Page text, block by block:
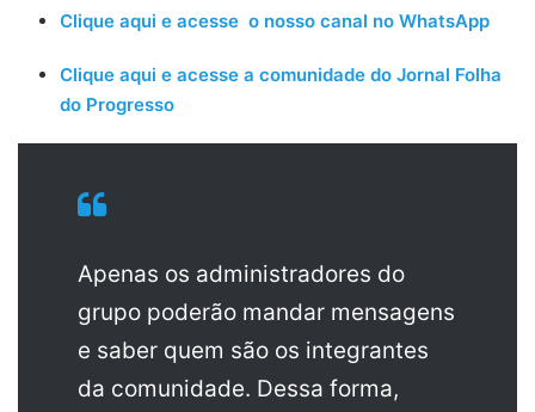
Clique aqui e acesse o nosso canal no WhatsApp
Clique aqui e acesse a comunidade do Jornal Folha
do Progresso
Apenas os administradores do
grupo poderão mandar mensagens
e saber quem são os integrantes
da comunidade. Dessa forma,